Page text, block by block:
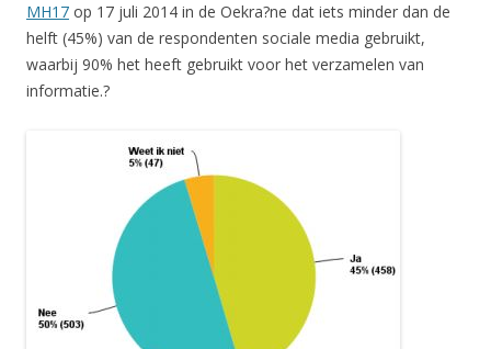
MH17 op 17 juli 2014 in de Oekra?ne dat iets minder dan de
helft (45%) van de respondenten sociale media gebruikt,
waarbij 90% het heeft gebruikt voor het verzamelen van
informatie.?